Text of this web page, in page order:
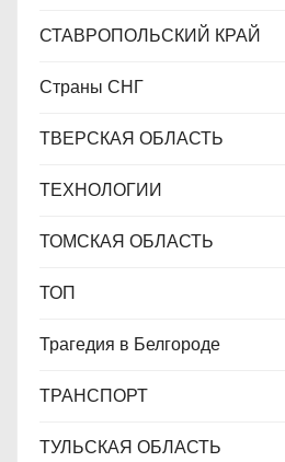
СТАВРОПОЛЬСКИЙ КРАЙ
Страны СНГ
ТВЕРСКАЯ ОБЛАСТЬ
ТЕХНОЛОГИИ
ТОМСКАЯ ОБЛАСТЬ
ТОП
Трагедия в Белгороде
ТРАНСПОРТ
ТУЛЬСКАЯ ОБЛАСТЬ